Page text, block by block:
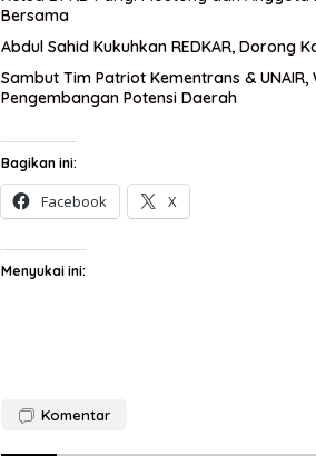
Bersama
Abdul Sahid Kukuhkan REDKAR,
Sambut Tim Patriot Kementrans &
Pengembangan Potensi Daerah
Bagikan ini:
Facebook X
Menyukai ini:
Komentar